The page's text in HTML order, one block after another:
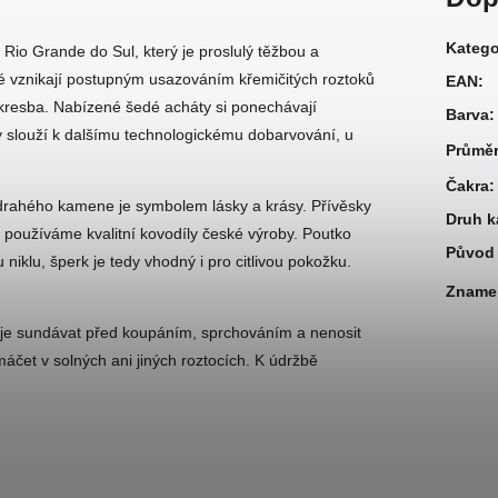
Grande do Sul, který je proslulý těžbou a
postupným usazováním křemičitých roztoků
Nabízené šedé acháty si ponechávají
k dalšímu technologickému dobarvování, u
kamene je symbolem lásky a krásy. Přívěsky
kvalitní kovodíly české výroby. Poutko
šperk je tedy vhodný i pro citlivou pokožku.
sundávat před koupáním, sprchováním a nenosit
v solných ani jiných roztocích. K údržbě
EAN:
Barva:
Průměr
Čakra:
Druh